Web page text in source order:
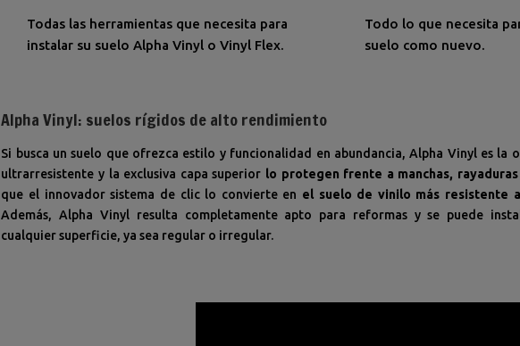
Todas las herramientas que necesita para
instalar su suelo Alpha Vinyl o Vinyl Flex.
Todo lo que necesita
suelo como nuevo.
Alpha Vinyl: suelos rígidos de alto rendimiento
Si busca un suelo que ofrezca estilo y funcionalidad en abundancia, Alpha Vinyl es la
ultrarresistente y la exclusiva capa superior lo protegen frente a manchas,
que el innovador sistema de clic lo convierte en el suelo de vinilo más resistente
Además, Alpha Vinyl resulta completamente apto para reformas y se puede
cualquier superficie, ya sea regular o irregular.